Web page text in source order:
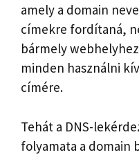
amely a domain
címekre fordítaná,
bármely
minden használni
címére.
Tehát a DNS-
folyamata a domain